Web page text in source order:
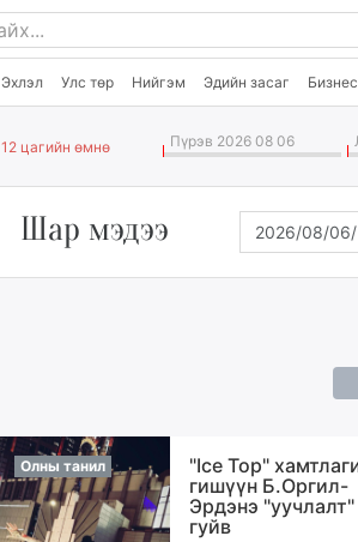
Эхлэл Улс төр Нийгэм Эдийн засаг Бизнес
12 цагийн өмнө Пүрэв 2026 08 06
Шар мэдээ
Олны танил
"Ice Top"
гишүүн Б.Оргил-
Эрдэнэ "уучлалт"
гуйв